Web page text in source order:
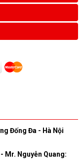
Đống Đa - Hà Nội
Mr. Nguyễn Quang: